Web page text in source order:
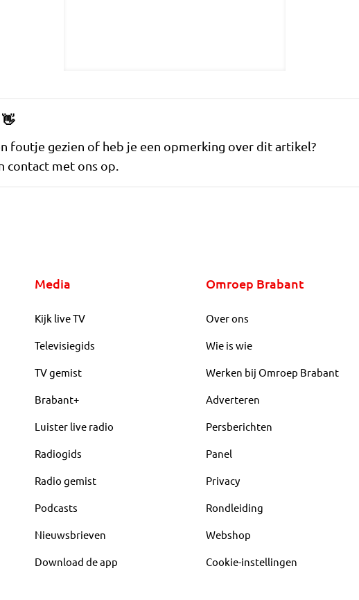
👋
foutje gezien of heb je een opmerking over dit artikel?
contact met ons op.
Media
Kijk live TV
Televisiegids
TV gemist
Brabant+
Luister live radio
Radiogids
Radio gemist
Podcasts
Nieuwsbrieven
Download de app
Omroep Brabant
Over ons
Wie is wie
Werken bij Omroep Brabant
Adverteren
Persberichten
Panel
Privacy
Rondleiding
Webshop
Cookie-instellingen